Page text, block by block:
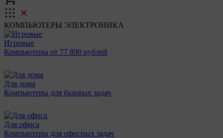
КОМПЬЮТЕРЫ ЭЛЕКТРОНИКА
Игровые
Компьютеры от 77 890 рублей
Для дома
Компьютеры для базовых задач
Для офиса
Компьютеры для офисных задач